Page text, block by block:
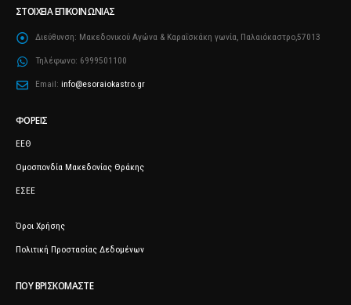
ΣΤΟΙΧΕΊΑ ΕΠΙΚΟΙΝΩΝΊΑΣ
Διεύθυνση: Μακεδονικού Αγώνα & Καραΐσκάκη γωνία, Παλαιόκαστρο,57013
Τηλέφωνο: 6999501100
Email: info@esoraiokastro.gr
ΦΟΡΕΊΣ
ΕΕΘ
Ομοσπονδία Μακεδονίας Θράκης
ΕΣΕΕ
Όροι Χρήσης
Πολιτική Προστασίας Δεδομένων
ΠΟΥ ΒΡΙΣΚΌΜΑΣΤΕ